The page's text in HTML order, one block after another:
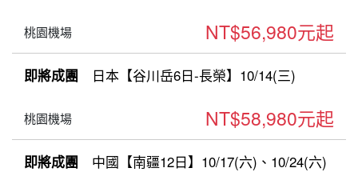
桃園機場 NT$56,980元起
即將成團 日本【谷川岳6日-長榮】10/14(三)
桃園機場 NT$58,980元起
即將成團 中國【南疆12日】10/17(六)、10/24(六)